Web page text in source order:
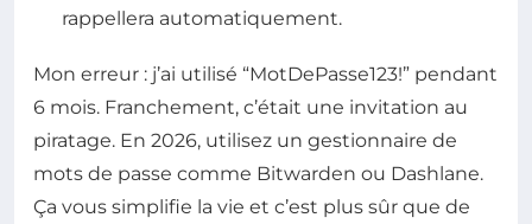
rappellera automatiquement.
Mon erreur : j’ai utilisé “MotDePasse123!” pendant
6 mois. Franchement, c’était une invitation au
piratage. En 2026, utilisez un gestionnaire de
mots de passe comme Bitwarden ou Dashlane.
Ça vous simplifie la vie et c’est plus sûr que de